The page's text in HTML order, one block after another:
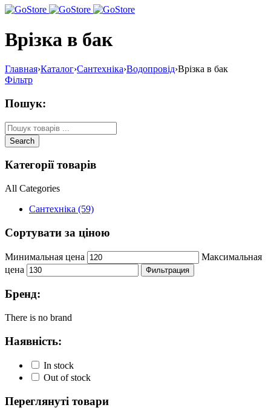
Врізка в бак
Главная›Каталог›Сантехніка›Водопровід›Врізка в бак
Фільтр
Пошук:
Категорії товарів
All Categories
Сантехніка (59)
Сортувати за ціною
Минимальная цена
Максимальная
цена
Фильтрация
Бренд:
There is no brand
Наявність:
In stock
Out of stock
Переглянуті товари